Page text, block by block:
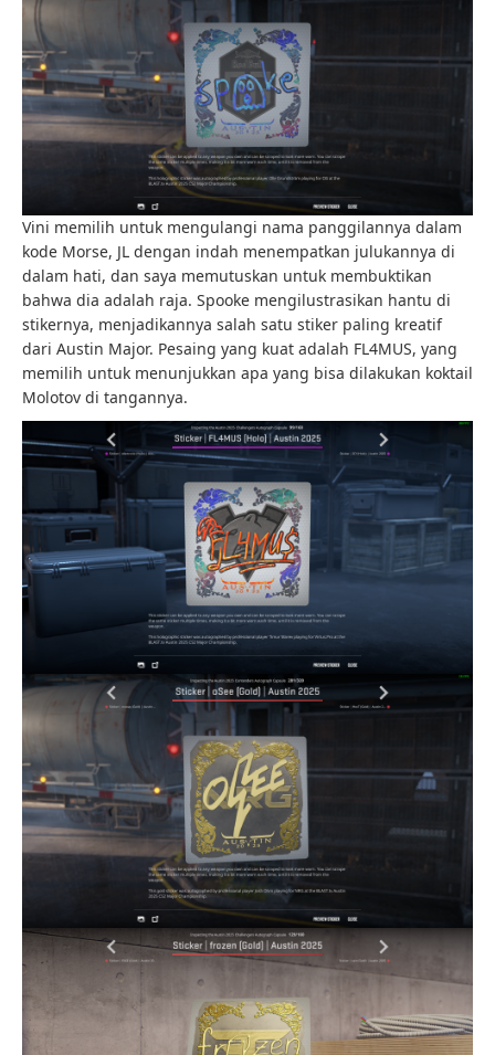
Vini memilih untuk mengulangi nama panggilannya dalam
kode Morse, JL dengan indah menempatkan julukannya di
dalam hati, dan saya memutuskan untuk membuktikan
bahwa dia adalah raja. Spooke mengilustrasikan hantu di
stikernya, menjadikannya salah satu stiker paling kreatif
dari Austin Major. Pesaing yang kuat adalah FL4MUS, yang
memilih untuk menunjukkan apa yang bisa dilakukan koktail
Molotov di tangannya.